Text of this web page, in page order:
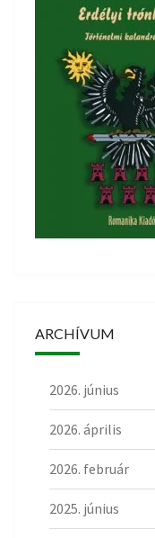
ARCHÍVUM
2026. június
2026. április
2026. február
2025. június